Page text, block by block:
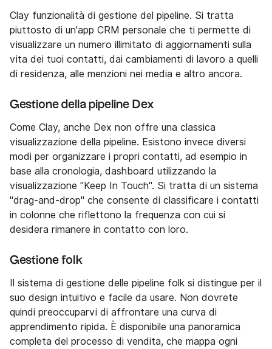
Clay funzionalità di gestione del pipeline. Si tratta
piuttosto di un'app CRM personale che ti permette di
visualizzare un numero illimitato di aggiornamenti sulla
vita dei tuoi contatti, dai cambiamenti di lavoro a quelli
di residenza, alle menzioni nei media e altro ancora.
Gestione della pipeline Dex
Come Clay, anche Dex non offre una classica
visualizzazione della pipeline. Esistono invece diversi
modi per organizzare i propri contatti, ad esempio in
base alla cronologia, dashboard utilizzando la
visualizzazione "Keep In Touch". Si tratta di un sistema
"drag-and-drop" che consente di classificare i contatti
in colonne che riflettono la frequenza con cui si
desidera rimanere in contatto con loro.
Gestione folk
Il sistema di gestione delle pipeline folk si distingue per il
suo design intuitivo e facile da usare. Non dovrete
quindi preoccuparvi di affrontare una curva di
apprendimento ripida. È disponibile una panoramica
completa del processo di vendita, che mappa ogni